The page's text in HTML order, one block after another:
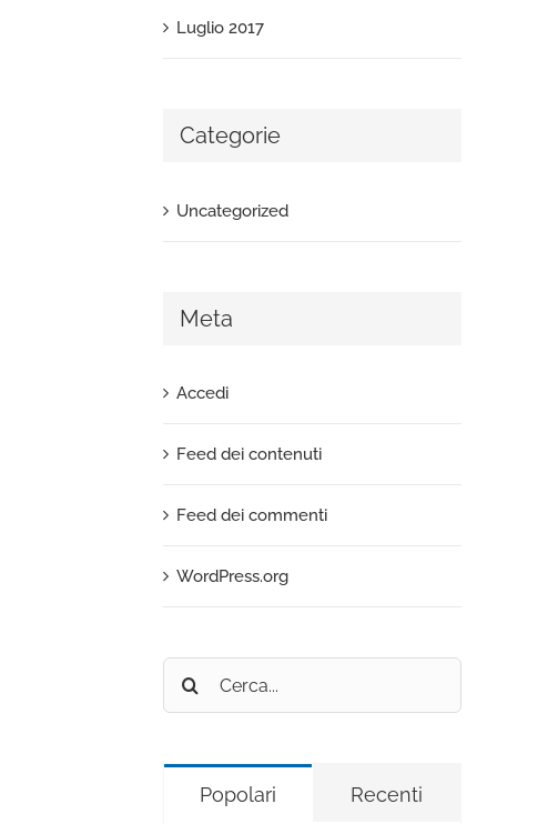
Luglio 2017
Categorie
Uncategorized
Meta
Accedi
Feed dei contenuti
Feed dei commenti
WordPress.org
Cerca
per:
Popolari Recenti